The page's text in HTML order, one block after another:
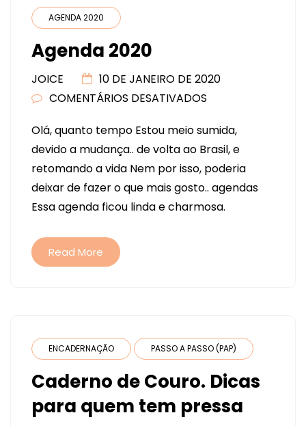
AGENDA 2020
Agenda 2020
JOICE
10 DE JANEIRO DE 2020
COMENTÁRIOS DESATIVADOS
2020
Olá, quanto tempo Estou meio sumida,
devido a mudança.. de volta ao Brasil, e
retomando a vida Nem por isso, poderia
deixar de fazer o que mais gosto.. agendas
Essa agenda ficou linda e charmosa.
Read More
ENCADERNAÇÃO PASSO A PASSO (PAP)
Caderno de Couro. Dicas
para quem tem pressa